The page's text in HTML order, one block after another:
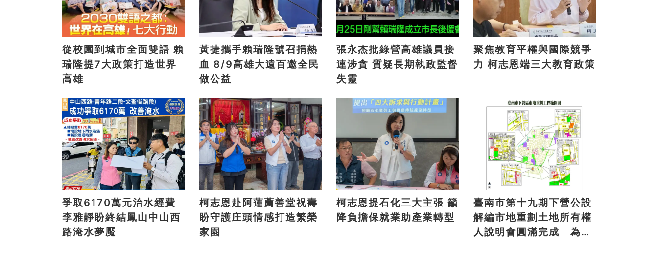
從校園到城市全面雙語 賴
瑞隆提7大政策打造世界
高雄
黃捷攜手賴瑞隆號召捐熱
血 8/9高雄大遠百邀全民
做公益
張永杰批綠營高雄議員接
連涉貪 質疑長期執政監督
失靈
聚焦教育平權與國際競爭
力 柯志恩端三大教育政策
爭取6170萬元治水經費
李雅靜盼終結鳳山中山西
路淹水夢魘
柯志恩赴阿蓮薦善堂祝壽
盼守護庄頭情感打造繁榮
家園
柯志恩提石化三大主張 籲
降負擔保就業助產業轉型
臺南市第十九期下營公設
解編市地重劃土地所有權
人說明會圓滿完成 為地